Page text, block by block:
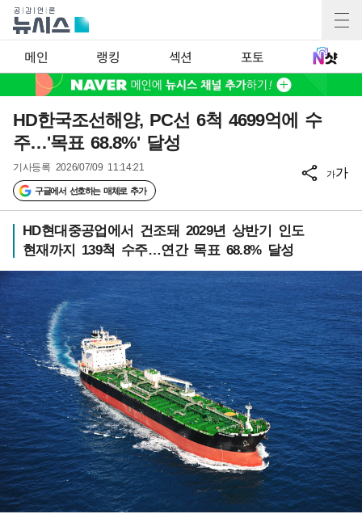
메인 랭킹 섹션 포토
HD한국조선해양, PC선 6척 4699억에 수
주…'목표 68.8%' 달성
기사등록 2026/07/09 11:14:21
구글에서 선호하는 매체로 추가
가가
HD현대중공업에서 건조돼 2029년 상반기 인도
현재까지 139척 수주…연간 목표 68.8% 달성